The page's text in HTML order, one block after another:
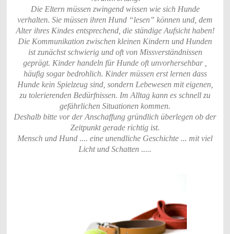
Die Eltern müssen zwingend wissen wie sich Hunde
verhalten. Sie müssen ihren Hund “lesen” können und, dem
Alter ihres Kindes entsprechend, die ständige Aufsicht haben!
Die Kommunikation zwischen kleinen Kindern und Hunden
ist zunächst schwierig und oft von Missverständnissen
geprägt. Kinder handeln für Hunde oft unvorhersehbar ,
häufig sogar bedrohlich. Kinder müssen erst lernen dass
Hunde kein Spielzeug sind, sondern Lebewesen mit eigenen,
zu tolerierenden Bedürfnissen. Im Alltag kann es schnell zu
gefährlichen Situationen kommen.
Deshalb bitte vor der Anschaffung gründlich überlegen ob der
Zeitpunkt gerade richtig ist.
Mensch und Hund .... eine unendliche Geschichte ... mit viel
Licht und Schatten .....